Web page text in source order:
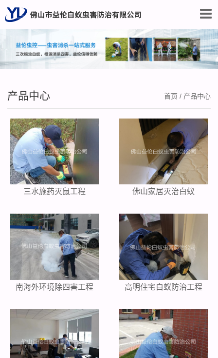
产品中心 首页 / 产品中心
三水施药灭鼠工程 佛山家居灭治白蚁
南海外环境除四害工程 高明住宅白蚁防治工程